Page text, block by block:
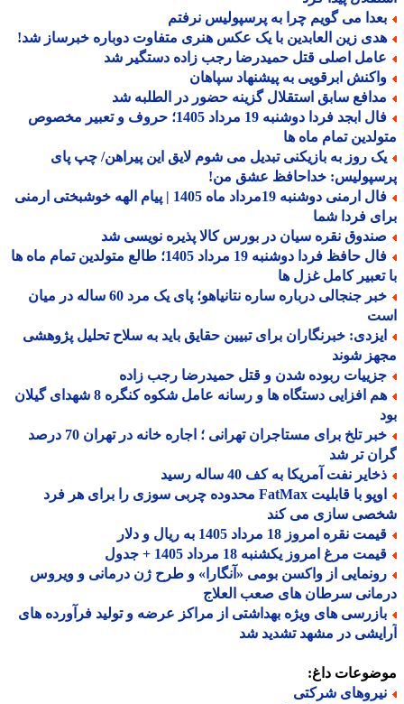
می گویم چرا به پرسپولیس نرفتم
زین العابدین با یک عکس هنری متفاوت دوباره خبرساز شد!
اصلی قتل حمیدرضا رجب زاده دستگیر شد
ابرقویی به پیشنهاد سپاهان
سابق استقلال گزینه حضور در الطلبه شد
فال ابجد فردا دوشنبه 19 مرداد 1405؛ حروف و تعبیر مخصوص
تمام ماه ها
روز به بازیکنی تبدیل می شوم لایق این پیراهن/ چپ پای
خداحافظ عشق من!
فال ارمنی دوشنبه 19مرداد ماه 1405 | پیام الهه خوشبختی ارمنی
فردا شما
نقره سیان در بورس کالا پذیره نویسی شد
فال حافظ فردا دوشنبه 19 مرداد 1405؛ طالع متولدین تمام ماه ها
کامل غزل ها
خبر جنجالی درباره ساره نتانیاهو؛ پای یک مرد 60 ساله در میان
خبرنگاران برای تبیین حقایق باید به سلاح تحلیل پژوهشی
شوند
ربوده شدن و قتل حمیدرضا رجب زاده
هم افزایی دستگاه ها و رسانه عامل شکوه کنگره 8 شهدای گیلان
خبر تلخ برای مستاجران تهرانی ؛ اجاره خانه در تهران 70 درصد
تر شد
نفت آمریکا به کف 40 ساله رسید
اوپو با قابلیت FatMax محدوده چربی سوزی را برای هر فرد
سازی می کند
نقره امروز 18 مرداد 1405 به ریال و دلار
مرغ امروز یکشنبه 18 مرداد 1405 + جدول
از واکسن بومی «آنگارا» و طرح ژن درمانی و ویروس
سرطان های صعب العلاج
های ویژه بهداشتی از مراکز عرضه و تولید فرآورده های
در مشهد تشدید شد
داغ:
شرکتی